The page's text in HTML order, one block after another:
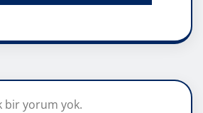
bir yorum yok.